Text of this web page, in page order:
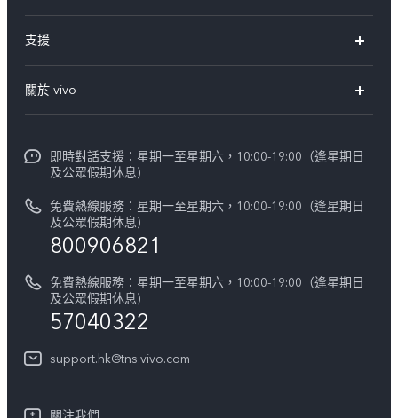
X300
Y21d
支援
服務中心
Funtouch OS
系統升級
零配件價格查詢
IMEI 碼驗證
維修進度
保修條款
客戶服務私隱聲明
關於 vivo
新聞資訊
vivo工作
法律聲明
vivo 私隱中心
即時對話支援：星期一至星期六，10:00-19:00（逢星期日
及公眾假期休息)
免費熱線服務：星期一至星期六，10:00-19:00（逢星期日
及公眾假期休息)
800906821
免費熱線服務：星期一至星期六，10:00-19:00（逢星期日
及公眾假期休息)
57040322
support.hk@tns.vivo.com